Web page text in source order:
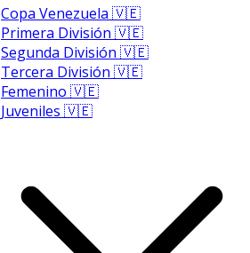
Copa Venezuela 🇻🇪
Primera División 🇻🇪
Segunda División 🇻🇪
Tercera División 🇻🇪
Femenino 🇻🇪
Juveniles 🇻🇪